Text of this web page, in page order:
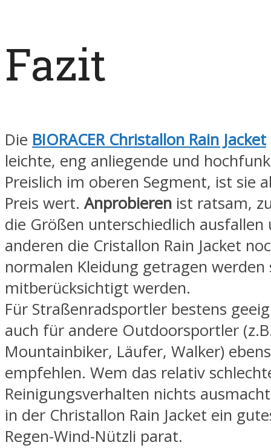
Fazit
Die BIORACER Christallon Rain Jacket
leichte, eng anliegende und
Preislich im oberen Segment, ist sie
Preis wert. Anprobieren ist ratsam,
die Größen unterschiedlich ausfallen
anderen die Cristallon Rain Jacket
normalen Kleidung getragen werden
mitberücksichtigt werden.
Für Straßenradsportler bestens
auch für andere Outdoorsportler
Mountainbiker, Läufer, Walker)
empfehlen. Wem das relativ
Reinigungsverhalten nichts
in der Christallon Rain Jacket ein
Regen-Wind-Nützli parat.